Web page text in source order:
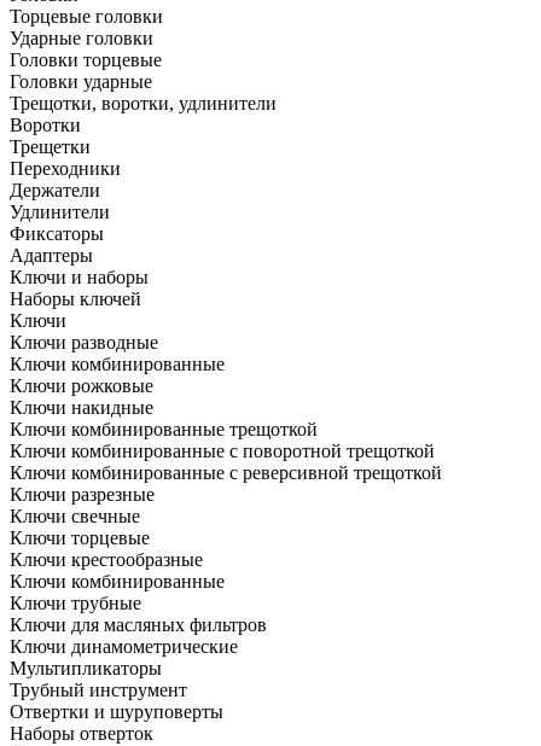
Торцевые головки
Ударные головки
Головки торцевые
Головки ударные
Трещотки, воротки, удлинители
Воротки
Трещетки
Переходники
Держатели
Удлинители
Фиксаторы
Адаптеры
Ключи и наборы
Наборы ключей
Ключи
Ключи разводные
Ключи комбинированные
Ключи рожковые
Ключи накидные
Ключи комбинированные трещоткой
Ключи комбинированные с поворотной трещоткой
Ключи комбинированные с реверсивной трещоткой
Ключи разрезные
Ключи свечные
Ключи торцевые
Ключи крестообразные
Ключи комбинированные
Ключи трубные
Ключи для масляных фильтров
Ключи динамометрические
Мультипликаторы
Трубный инструмент
Отвертки и шуруповерты
Наборы отверток